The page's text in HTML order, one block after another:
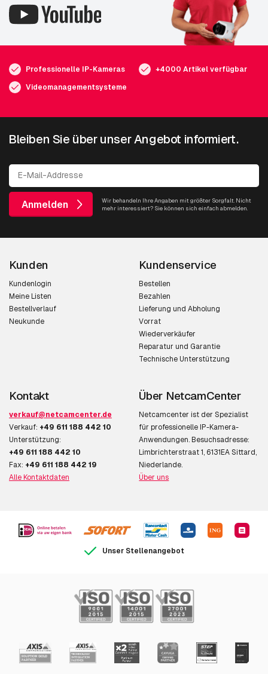
Professionelle IP-Kameras
+4000 Artikel verfügbar
Videomanagementsysteme
Bleiben Sie über unser Angebot informiert.
Anmelden
Wir behandeln Ihre Angaben mit größter Sorgfalt. Nicht
mehr interessiert? Sie können sich einfach abmelden.
Kunden
Kundenlogin
Meine Listen
Bestellverlauf
Neukunde
Kundenservice
Bestellen
Bezahlen
Lieferung und Abholung
Vorrat
Wiederverkäufer
Reparatur und Garantie
Technische Unterstützung
Kontakt
verkauf@netcamcenter.de
Verkauf: +49 611 188 442 10
Unterstützung:
+49 611 188 442 10
Fax: +49 611 188 442 19
Alle Kontaktdaten
Über NetcamCenter
Netcamcenter ist der Spezialist
für professionelle IP-Kamera-
Anwendungen. Besuchsadresse:
Limbrichterstraat 1, 6131EA Sittard,
Niederlande.
Über uns
Unser Stellenangebot